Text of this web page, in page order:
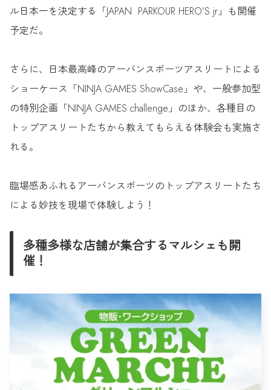
ル日本一を決定する「JAPAN PARKOUR HERO’S jr」も開催
予定だ。
さらに、日本最高峰のアーバンスポーツアスリートによる
ショーケース「NINJA GAMES ShowCase」や、一般参加型
の特別企画「NINJA GAMES challenge」のほか、各種目の
トップアスリートたちから教えてもらえる体験会も実施さ
れる。
臨場感あふれるアーバンスポーツのトップアスリートたち
による妙技を現場で体験しよう！
多種多様な店舗が集合するマルシェも開
催！